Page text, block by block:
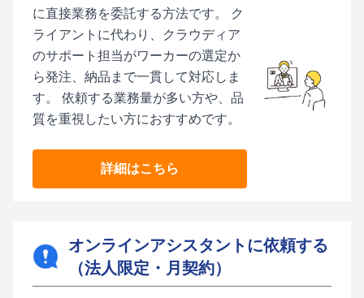
に直接業務を委託する方法です。 ク
ライアントに代わり、クラウディア
のサポート担当がワーカーの選定か
ら発注、納品まで一貫して対応しま
す。 依頼する業務量が多い方や、品
質を重視したい方におすすめです。
詳細はこちら
オンラインアシスタントに依頼する
（法人限定・月契約）